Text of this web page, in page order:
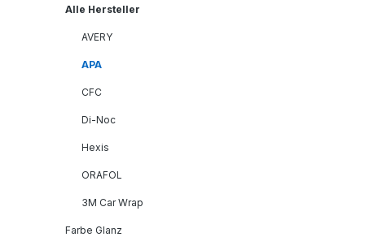
Alle Hersteller
AVERY
APA
CFC
Di-Noc
Hexis
ORAFOL
3M Car Wrap
Farbe Glanz